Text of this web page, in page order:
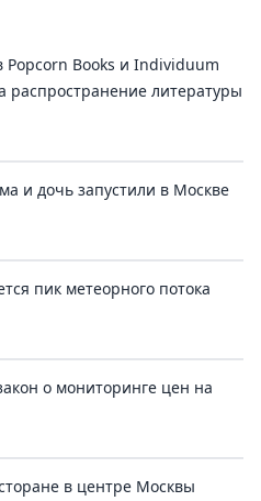
Popcorn Books и Individuum
распространение литературы
и дочь запустили в Москве
пик метеорного потока
о мониторинге цен на
в центре Москвы